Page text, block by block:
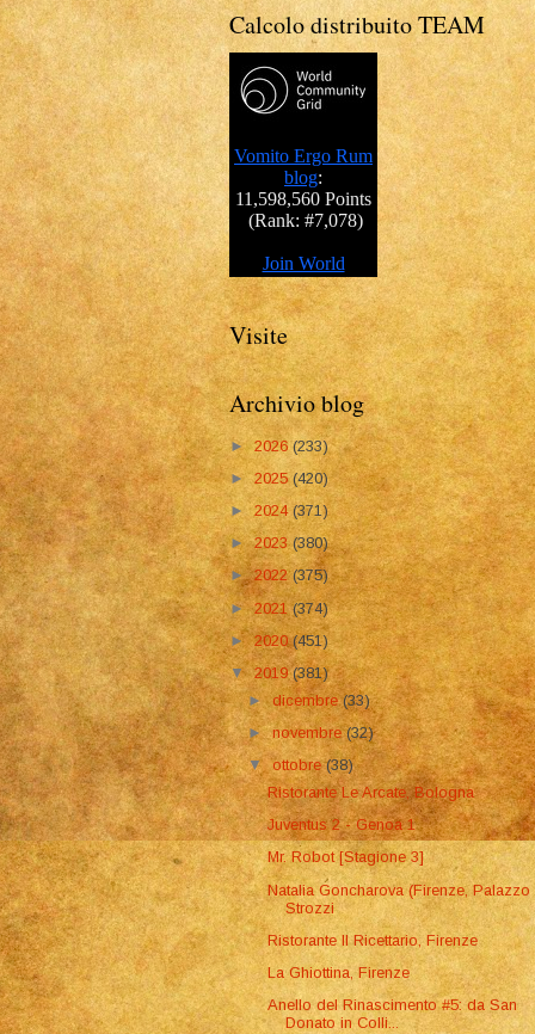
Calcolo distribuito TEAM
Visite
Archivio blog
► 2026(233)
►2025(420)
►2024 (371)
►2023(380)
►2022 (375)
►2021(374)
►2020(451)
▼2019(381)
►dicembre(33)
►novembre(32)
▼ottobre(38)
Ristorante Le Arcate, Bologna
Juventus 2 - Genoa 1
Mr. Robot [Stagione 3]
Natalia Goncharova (Firenze, Palazzo
Strozzi
Ristorante Il Ricettario, Firenze
La Ghiottina, Firenze
Anello del Rinascimento #5: da San
Donato in Colli...